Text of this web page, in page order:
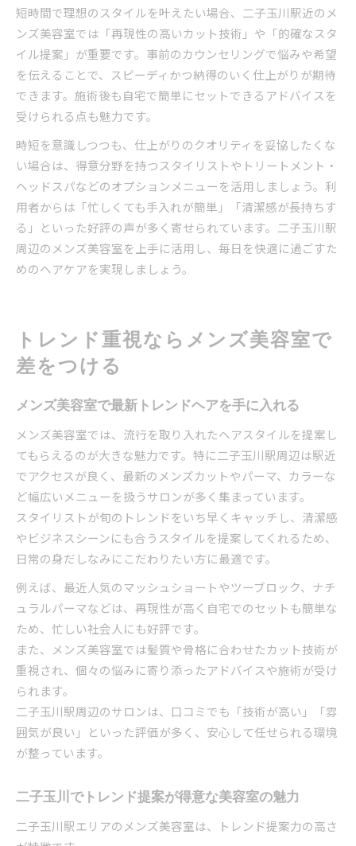
短時間で理想のスタイルを叶えたい場合、二子玉川駅近のメ
ンズ美容室では「再現性の高いカット技術」や「的確なスタ
イル提案」が重要です。事前のカウンセリングで悩みや希望
を伝えることで、スピーディかつ納得のいく仕上がりが期待
できます。施術後も自宅で簡単にセットできるアドバイスを
受けられる点も魅力です。
時短を意識しつつも、仕上がりのクオリティを妥協したくな
い場合は、得意分野を持つスタイリストやトリートメント・
ヘッドスパなどのオプションメニューを活用しましょう。利
用者からは「忙しくても手入れが簡単」「清潔感が長持ちす
る」といった好評の声が多く寄せられています。二子玉川駅
周辺のメンズ美容室を上手に活用し、毎日を快適に過ごすた
めのヘアケアを実現しましょう。
トレンド重視ならメンズ美容室で
差をつける
メンズ美容室で最新トレンドヘアを手に入れる
メンズ美容室では、流行を取り入れたヘアスタイルを提案し
てもらえるのが大きな魅力です。特に二子玉川駅周辺は駅近
でアクセスが良く、最新のメンズカットやパーマ、カラーな
ど幅広いメニューを扱うサロンが多く集まっています。
スタイリストが旬のトレンドをいち早くキャッチし、清潔感
やビジネスシーンにも合うスタイルを提案してくれるため、
日常の身だしなみにこだわりたい方に最適です。
例えば、最近人気のマッシュショートやツーブロック、ナチ
ュラルパーマなどは、再現性が高く自宅でのセットも簡単な
ため、忙しい社会人にも好評です。
また、メンズ美容室では髪質や骨格に合わせたカット技術が
重視され、個々の悩みに寄り添ったアドバイスや施術が受け
られます。
二子玉川駅周辺のサロンは、口コミでも「技術が高い」「雰
囲気が良い」といった評価が多く、安心して任せられる環境
が整っています。
二子玉川でトレンド提案が得意な美容室の魅力
二子玉川駅エリアのメンズ美容室は、トレンド提案力の高さ